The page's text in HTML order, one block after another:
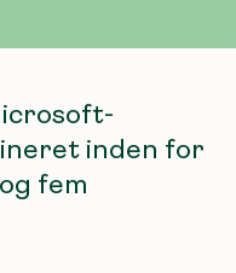
inden for
fem